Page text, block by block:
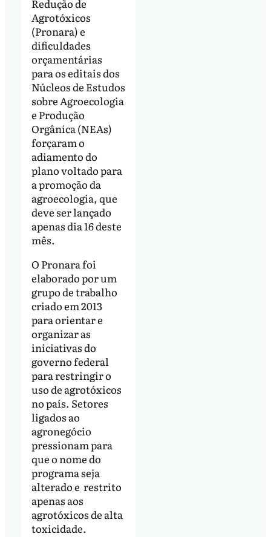
Redução de
Agrotóxicos
(Pronara) e
dificuldades
orçamentárias
para os editais dos
Núcleos de Estudos
sobre Agroecologia
e Produção
Orgânica (NEAs)
forçaram o
adiamento do
plano voltado para
a promoção da
agroecologia, que
deve ser lançado
apenas dia 16 deste
mês.
O Pronara foi
elaborado por um
grupo de trabalho
criado em 2013
para orientar e
organizar as
iniciativas do
governo federal
para restringir o
uso de agrotóxicos
no país. Setores
ligados ao
agronegócio
pressionam para
que o nome do
programa seja
alterado e restrito
apenas aos
agrotóxicos de alta
toxicidade.